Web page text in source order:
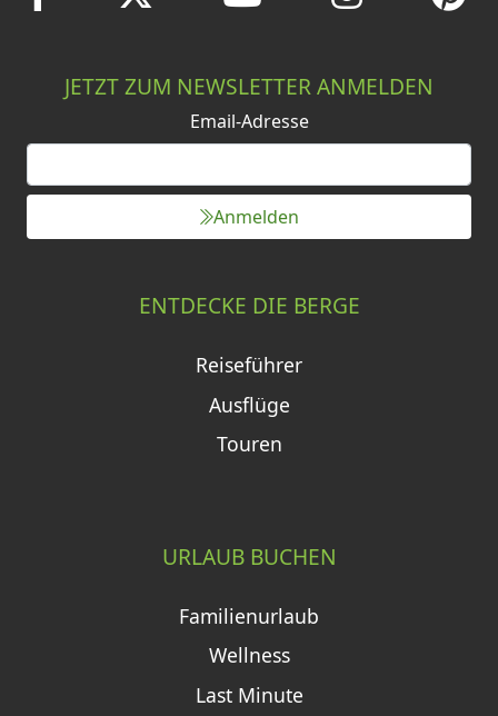
JETZT ZUM NEWSLETTER ANMELDEN
Email-Adresse
Anmelden
ENTDECKE DIE BERGE
Reiseführer
Ausflüge
Touren
URLAUB BUCHEN
Familienurlaub
Wellness
Last Minute